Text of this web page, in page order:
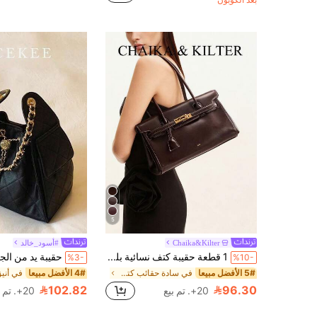
5
Chaika&Kilter
%10- 1 قطعة حقيبة كتف نسائية بلون موحد من قماش PU، حقيبة باجيت، مادة PU، موضة، حقيبة عمل، نساء، أسلوب جديد 2026، حقيبة كتف محمولة باليد
5# الأفضل مبيعا في سادة حقائب كتف نسائية
96.30 20+. تم بيع
#أسود_خالد
%3-
4# الأفضل مبيعا
102.82 20+. تم بيع